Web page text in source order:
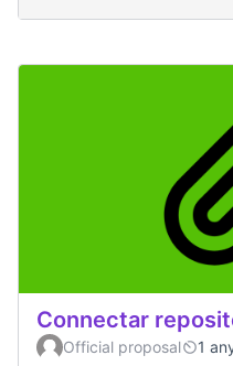
Connectar
Official proposal 1